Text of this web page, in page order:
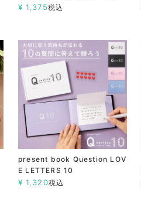
¥ 1,375税込
present book Question LOV
E LETTERS 10
¥ 1,320税込